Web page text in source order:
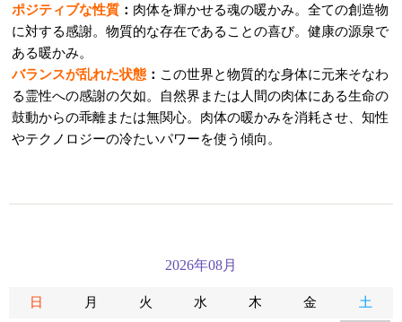
ポジティブな性質 ： 肉体を輝かせる魂の暖かみ。全ての創造物
に対する感謝。物質的な存在であることの喜び。健康の源泉で
ある暖かみ。
バランスが乱れた状態 ： この世界と物質的な身体に元来そなわ
る霊性への感謝の欠如。自然界または人間の肉体にある生命の
鼓動からの乖離または無関心。肉体の暖かみを消耗させ、知性
やテクノロジーの冷たいパワーを使う傾向。
2026年08月
日 月 火 水 木 金 土